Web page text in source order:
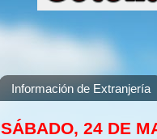
Información de Extranjería
SÁBADO, 24 DE